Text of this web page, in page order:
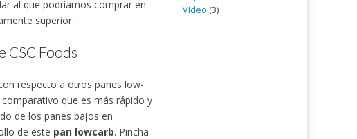
al que podríamos comprar en
superior.
CSC Foods
respecto a otros panes low-
que es más rápido y
de los panes bajos en
de este pan lowcarb. Pincha
Vídeo (3)